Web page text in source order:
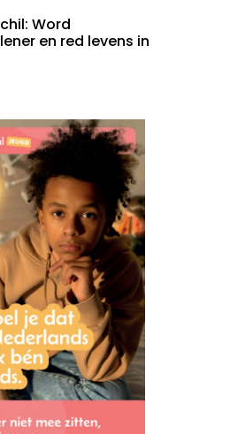
Word
en red levens in